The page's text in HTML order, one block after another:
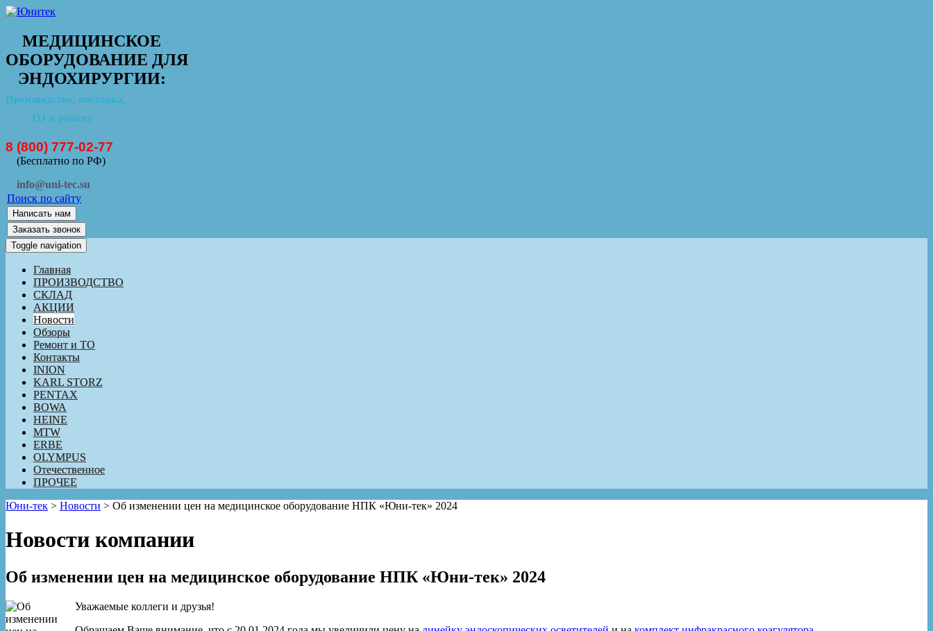
МЕДИЦИНСКОЕ
ОБОРУДОВАНИЕ ДЛЯ
ЭНДОХИРУРГИИ:
Производство, поставка,
ТО и ремонт
8 (800) 777-02-77
(Бесплатно по РФ)
info@uni-tec.su
Поиск по сайту
Написать нам
Заказать звонок
Toggle navigation
Главная
ПРОИЗВОДСТВО
СКЛАД
АКЦИИ
Новости
Обзоры
Ремонт и ТО
Контакты
INION
KARL STORZ
PENTAX
BOWA
HEINE
MTW
ERBE
OLYMPUS
Отечественное
ПРОЧЕЕ
Юни-тек > Новости > Об изменении цен на медицинское оборудование НПК «Юни-тек» 2024
Новости компании
Об изменении цен на медицинское оборудование НПК «Юни-тек» 2024
Уважаемые коллеги и друзья!